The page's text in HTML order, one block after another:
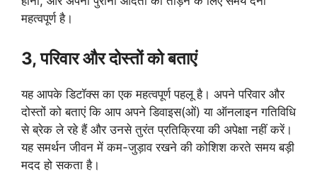
महत्वपूर्ण है।
3, परिवार और दोस्तों को बताएं
यह आपके डिटॉक्स का एक महत्वपूर्ण पहलू है। अपने परिवार और
दोस्तों को बताएं कि आप अपने डिवाइस(ओं) या ऑनलाइन गतिविधि
से ब्रेक ले रहे हैं और उनसे तुरंत प्रतिक्रिया की अपेक्षा नहीं करें।
यह समर्थन जीवन में कम-जुड़ाव रखने की कोशिश करते समय बड़ी
मदद हो सकता है।